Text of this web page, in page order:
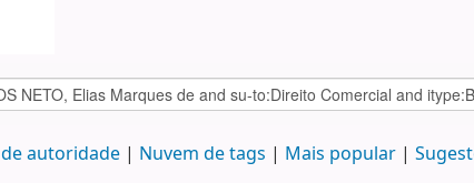
autoridade Nuvem de tags Mais popular